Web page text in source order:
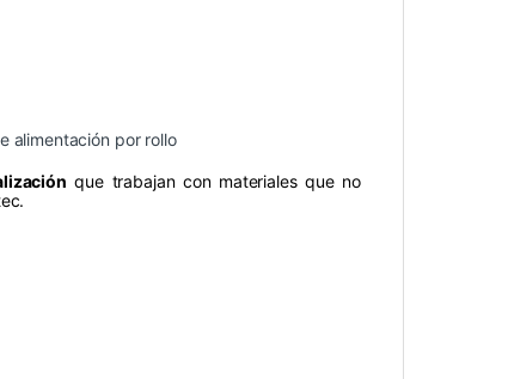
alimentación por rollo
que trabajan con materiales que no